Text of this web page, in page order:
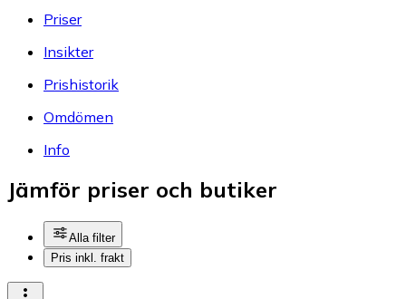
Priser
Insikter
Prishistorik
Omdömen
Info
Jämför priser och butiker
Alla filter
Pris inkl. frakt